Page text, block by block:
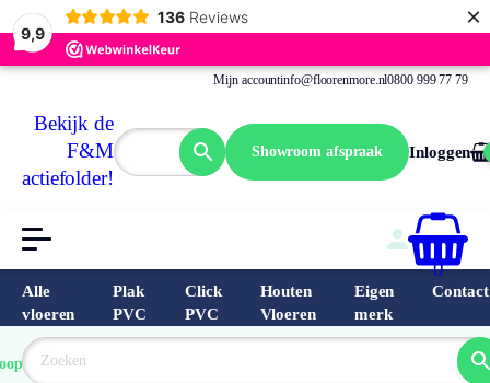
9,9
136 Reviews ×
Mijn accountinfo@floorenmore.nl0800 999 77 79
Bekijk de
F&M
actiefolder!
Showroom afspraak Inloggen
0
Alle
vloeren
Plak
PVC
Click
PVC
Houten
Vloeren
Eigen
merk
Contact
van